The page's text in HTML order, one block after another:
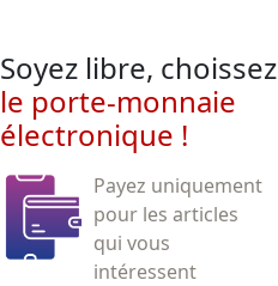
Soyez libre, choissez
le porte-monnaie
électronique !
Payez uniquement
pour les articles
qui vous
intéressent